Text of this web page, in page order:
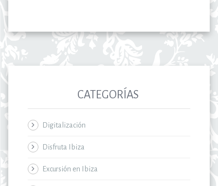
CATEGORÍAS
Digitalización
Disfruta Ibiza
Excursión en Ibiza